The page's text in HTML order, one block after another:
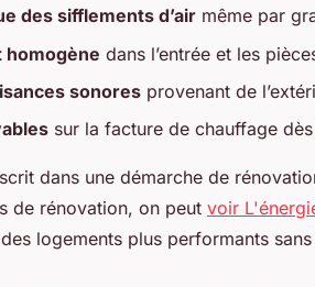
des sifflements d’air même par
homogène dans l’entrée et les
sonores provenant de
sur la facture de chauffage
dans une démarche de
de rénovation, on peut voir
logements plus performants